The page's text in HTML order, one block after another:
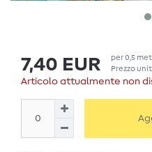
7,40 EUR per0,5
Prezzo
Articolo attualmente non